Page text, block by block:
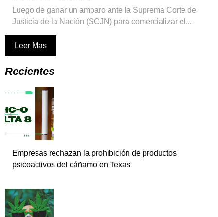
Luego de ganar un amparo ante la Suprema Corte de
Justicia de la Nación (SCJN) para comercializar el...
Leer Mas
Recientes
Empresas rechazan la prohibición de productos
psicoactivos del cáñamo en Texas